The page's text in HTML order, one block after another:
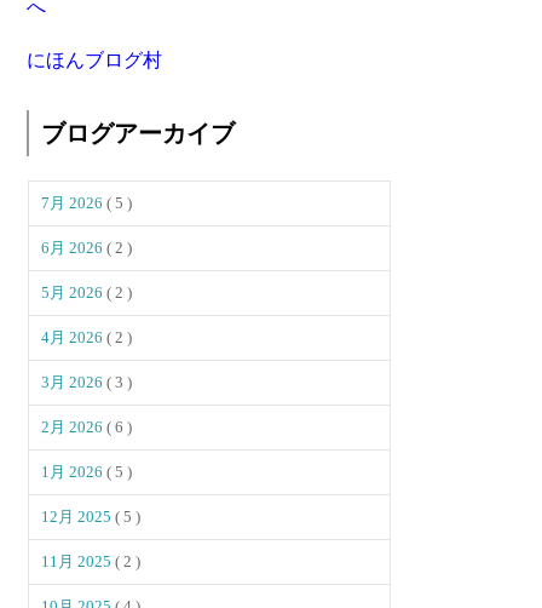
にほんブログ村
ブログアーカイブ
7月 2026( 5 )
6月 2026( 2 )
5月 2026( 2 )
4月 2026( 2 )
3月 2026( 3 )
2月 2026( 6 )
1月 2026( 5 )
12月 2025( 5 )
11月 2025( 2 )